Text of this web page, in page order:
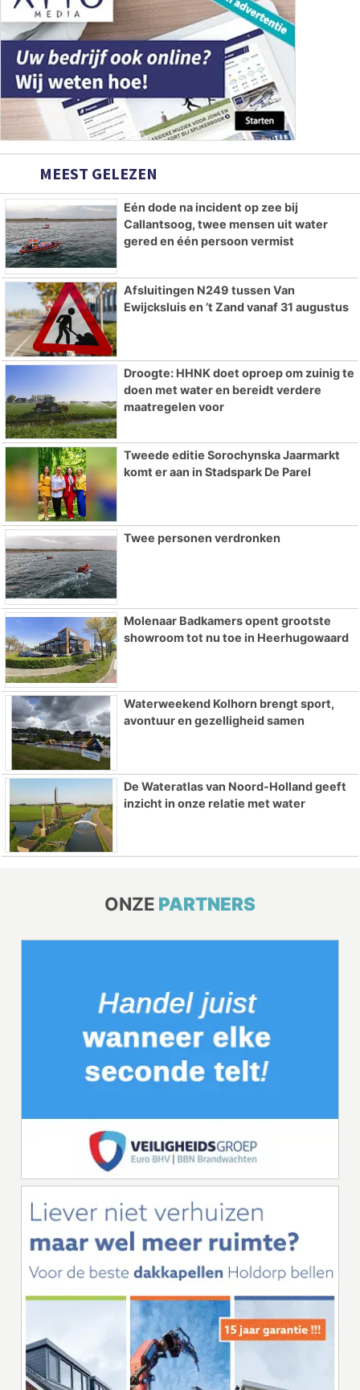
MEEST GELEZEN
Eén dode na incident op zee bij
Callantsoog, twee mensen uit water
gered en één persoon vermist
Afsluitingen N249 tussen Van
Ewijcksluis en ’t Zand vanaf 31 augustus
Droogte: HHNK doet oproep om zuinig te
doen met water en bereidt verdere
maatregelen voor
Tweede editie Sorochynska Jaarmarkt
komt er aan in Stadspark De Parel
Twee personen verdronken
Molenaar Badkamers opent grootste
showroom tot nu toe in Heerhugowaard
Waterweekend Kolhorn brengt sport,
avontuur en gezelligheid samen
De Wateratlas van Noord-Holland geeft
inzicht in onze relatie met water
ONZE PARTNERS